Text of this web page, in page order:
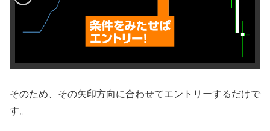
そのため、その矢印方向に合わせてエントリーするだけで
す。